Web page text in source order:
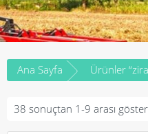
Ana Sayfa
38 sonuçtan 1-9 arası